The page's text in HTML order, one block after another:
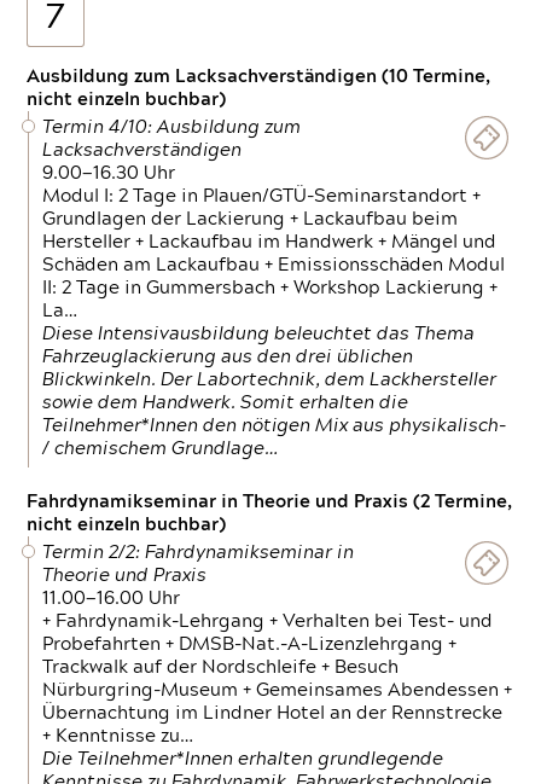
7
Ausbildung zum Lacksachverständigen (10 Termine,
nicht einzeln buchbar)
Termin 4/10: Ausbildung zum
Lacksachverständigen
9.00—16.30 Uhr
Modul I: 2 Tage in Plauen/GTÜ-Seminarstandort +
Grundlagen der Lackierung + Lackaufbau beim
Hersteller + Lackaufbau im Handwerk + Mängel und
Schäden am Lackaufbau + Emissionsschäden Modul
II: 2 Tage in Gummersbach + Workshop Lackierung +
La…
Diese Intensivausbildung beleuchtet das Thema
Fahrzeuglackierung aus den drei üblichen
Blickwinkeln. Der Labortechnik, dem Lackhersteller
sowie dem Handwerk. Somit erhalten die
Teilnehmer*Innen den nötigen Mix aus physikalisch-
/ chemischem Grundlage…
Fahrdynamikseminar in Theorie und Praxis (2 Termine,
nicht einzeln buchbar)
Termin 2/2: Fahrdynamikseminar in
Theorie und Praxis
11.00—16.00 Uhr
+ Fahrdynamik-Lehrgang + Verhalten bei Test- und
Probefahrten + DMSB-Nat.-A-Lizenzlehrgang +
Trackwalk auf der Nordschleife + Besuch
Nürburgring-Museum + Gemeinsames Abendessen +
Übernachtung im Lindner Hotel an der Rennstrecke
+ Kenntnisse zu…
Die Teilnehmer*Innen erhalten grundlegende